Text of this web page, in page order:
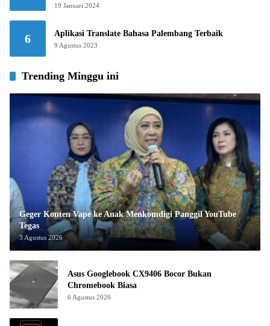
19 Januari 2024
6 Aplikasi Translate Bahasa Palembang Terbaik
9 Agustus 2023
Trending Minggu ini
Geger Konten Vape ke Anak Menkomdigi Panggil YouTube
Tegas
3 Agustus 2026
Asus Googlebook CX9406 Bocor Bukan
Chromebook Biasa
6 Agustus 2026